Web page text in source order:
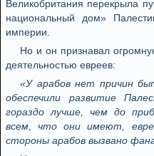
Великобритания перекрыла
национальный дом»
империи.
Но и он признавал
деятельностью евреев:
«У арабов нет причин
обеспечили развитие
гораздо лучше, чем до
всем, что они имеют,
стороны арабов вызвано